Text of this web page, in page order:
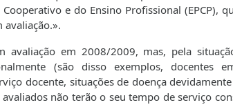
e do Ensino Profissional (EPCP),
avaliação em 2008/2009, mas, pela
(são disso exemplos, docentes
docente, situações de doença
não terão o seu tempo de serviço